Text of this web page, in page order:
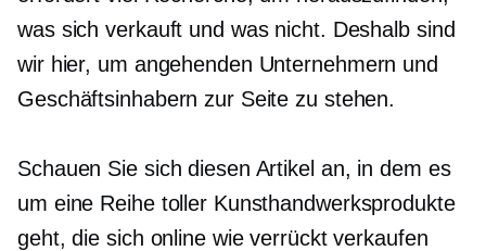
was sich verkauft und was nicht. Deshalb sind
wir hier, um angehenden Unternehmern und
Geschäftsinhabern zur Seite zu stehen.
Schauen Sie sich diesen Artikel an, in dem es
um eine Reihe toller Kunsthandwerksprodukte
geht, die sich online wie verrückt verkaufen